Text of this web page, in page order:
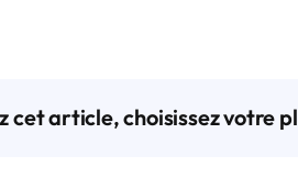
cet article, choisissez votre